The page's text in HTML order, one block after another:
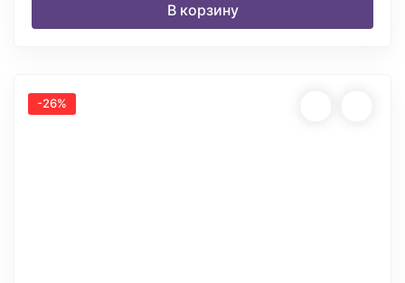
В корзину
-26%